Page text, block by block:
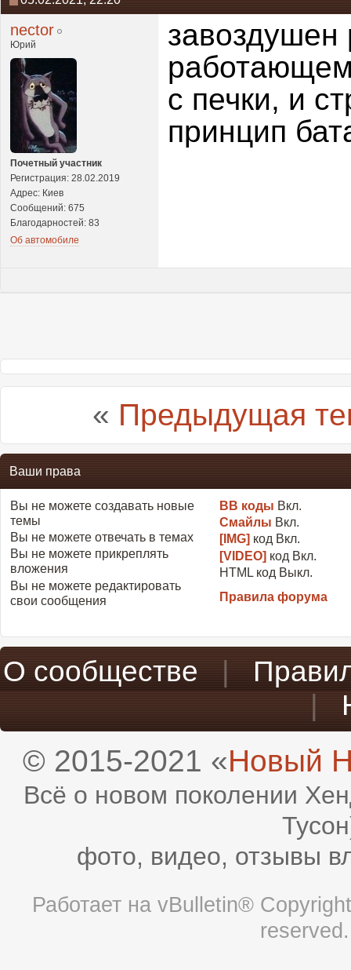
nector
Юрий
Почетный участник
Регистрация: 28.02.2019
Адрес: Киев
Сообщений: 675
Благодарностей: 83
Об автомобиле
завоздушен
работающем
с печки, и
принцип
« Предыдущая
Ваши права
Вы не можете создавать новые
темы
Вы не можете отвечать в темах
Вы не можете прикреплять
вложения
Вы не можете редактировать
свои сообщения
BB коды Вкл.
Смайлы Вкл.
[IMG] код Вкл.
[VIDEO] код Вкл.
HTML код Выкл.
Правила форума
О сообществе |
|
© 2015-2021 «Новый
Всё о новом поколении
фото, видео, отзывы
Работает на vBulletin®